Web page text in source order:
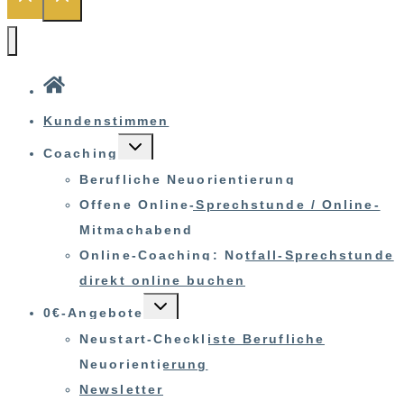
Kundenstimmen
Coaching
UNTERMENÜ
UMSCHALTEN
Berufliche Neuorientierung
Offene Online-Sprechstunde / Online-
Mitmachabend
Online-Coaching: Notfall-Sprechstunde
direkt online buchen
0€-Angebote
UNTERMENÜ
UMSCHALTEN
Neustart-Checkliste Berufliche
Neuorientierung
Newsletter